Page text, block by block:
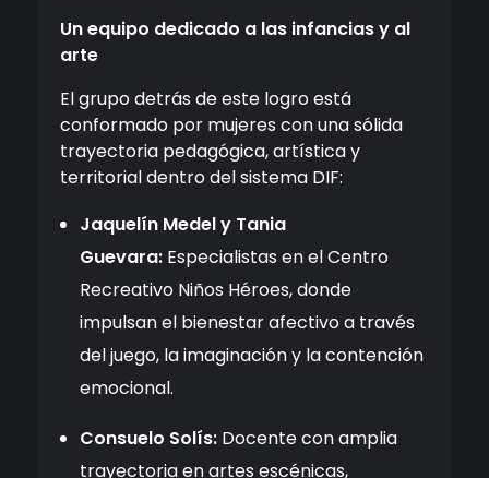
Un equipo dedicado a las infancias y al
arte
El grupo detrás de este logro está
conformado por mujeres con una sólida
trayectoria pedagógica, artística y
territorial dentro del sistema DIF:
Jaquelín Medel y Tania
Guevara:Especialistas en el Centro
Recreativo Niños Héroes, donde
impulsan el bienestar afectivo a través
del juego, la imaginación y la contención
emocional.
Consuelo Solís:Docente con amplia
trayectoria en artes escénicas,